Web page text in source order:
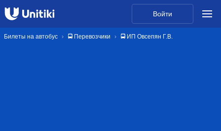
Войти
Билеты на автобус 🚍 Перевозчики 🚍 ИП Овсепян Г.В.